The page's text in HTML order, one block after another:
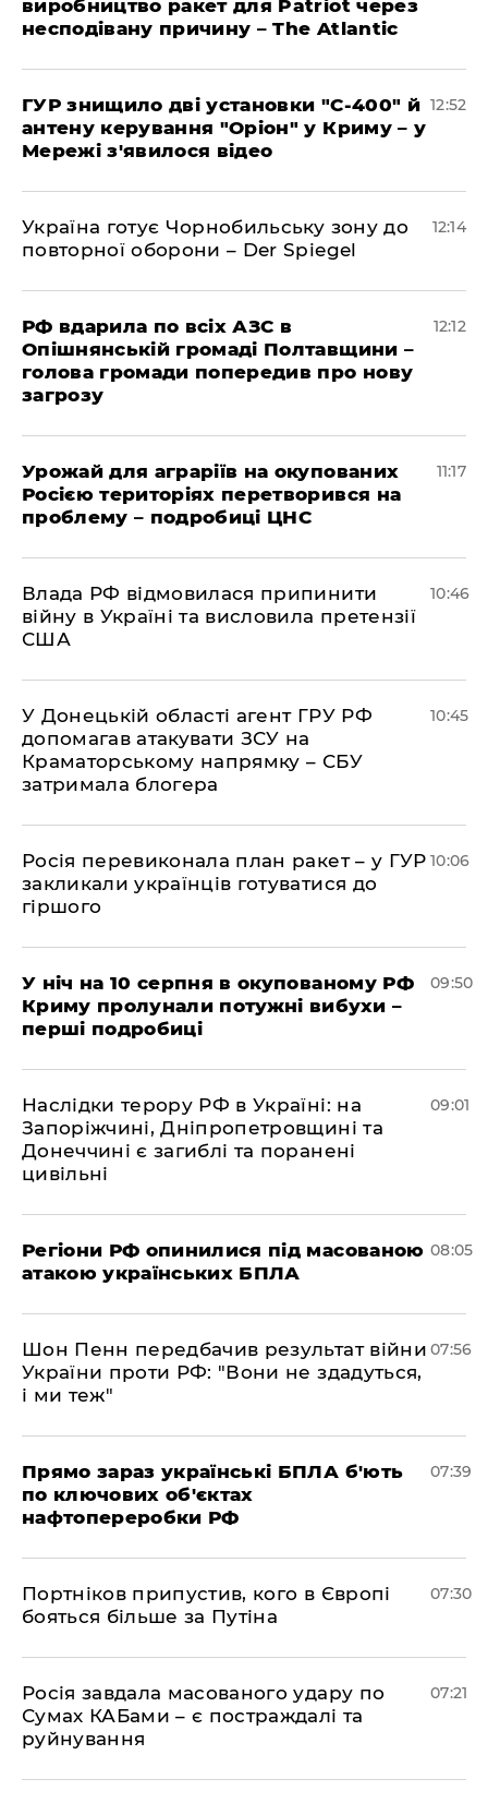
виробництво ракет для Patriot через
несподівану причину – The Atlantic
ГУР знищило дві установки "С-400" й
антену керування "Оріон" у Криму – у
Мережі з'явилося відео
12:52
Україна готує Чорнобильську зону до
повторної оборони – Der Spiegel
12:14
РФ вдарила по всіх АЗС в
Опішнянській громаді Полтавщини –
голова громади попередив про нову
загрозу
12:12
Урожай для аграріїв на окупованих
Росією територіях перетворився на
проблему – подробиці ЦНС
11:17
Влада РФ відмовилася припинити
війну в Україні та висловила претензії
США
10:46
У Донецькій області агент ГРУ РФ
допомагав атакувати ЗСУ на
Краматорському напрямку – СБУ
затримала блогера
10:45
Росія перевиконала план ракет – у ГУР
закликали українців готуватися до
гіршого
10:06
У ніч на 10 серпня в окупованому РФ
Криму пролунали потужні вибухи –
перші подробиці
09:50
Наслідки терору РФ в Україні: на
Запоріжчині, Дніпропетровщині та
Донеччині є загиблі та поранені
цивільні
09:01
Регіони РФ опинилися під масованою
атакою українських БПЛА
08:05
Шон Пенн передбачив результат війни
України проти РФ: "Вони не здадуться,
і ми теж"
07:56
Прямо зараз українські БПЛА б'ють
по ключових об'єктах
нафтопереробки РФ
07:39
Портніков припустив, кого в Європі
бояться більше за Путіна
07:30
Росія завдала масованого удару по
Сумах КАБами – є постраждалі та
руйнування
07:21